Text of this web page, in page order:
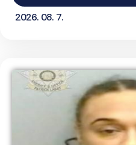
2026. 08. 7.